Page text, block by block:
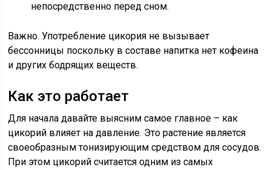
непосредственно перед сном.
Важно. Употребление цикория не вызывает
бессонницы поскольку в составе напитка нет кофеина
и других бодрящих веществ.
Как это работает
Для начала давайте выясним самое главное – как
цикорий влияет на давление. Это растение является
своеобразным тонизирующим средством для сосудов.
При этом цикорий считается одним из самых